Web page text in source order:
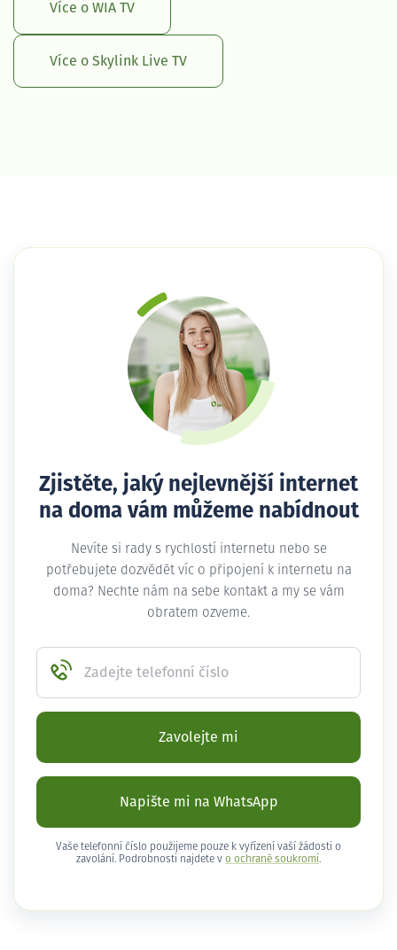
Více o WIA TV
Více o Skylink Live TV
Zjistěte, jaký nejlevnější internet
na doma vám můžeme nabídnout
Nevíte si rady s rychlostí internetu nebo se
potřebujete dozvědět víc o připojení k internetu na
doma? Nechte nám na sebe kontakt a my se vám
obratem ozveme.
Zadejte telefonní číslo
Zavolejte mi
Napište mi na WhatsApp
Vaše telefonní číslo použijeme pouze k vyřízení vaší žádosti o
zavolání. Podrobnosti najdete v o ochraně soukromí .